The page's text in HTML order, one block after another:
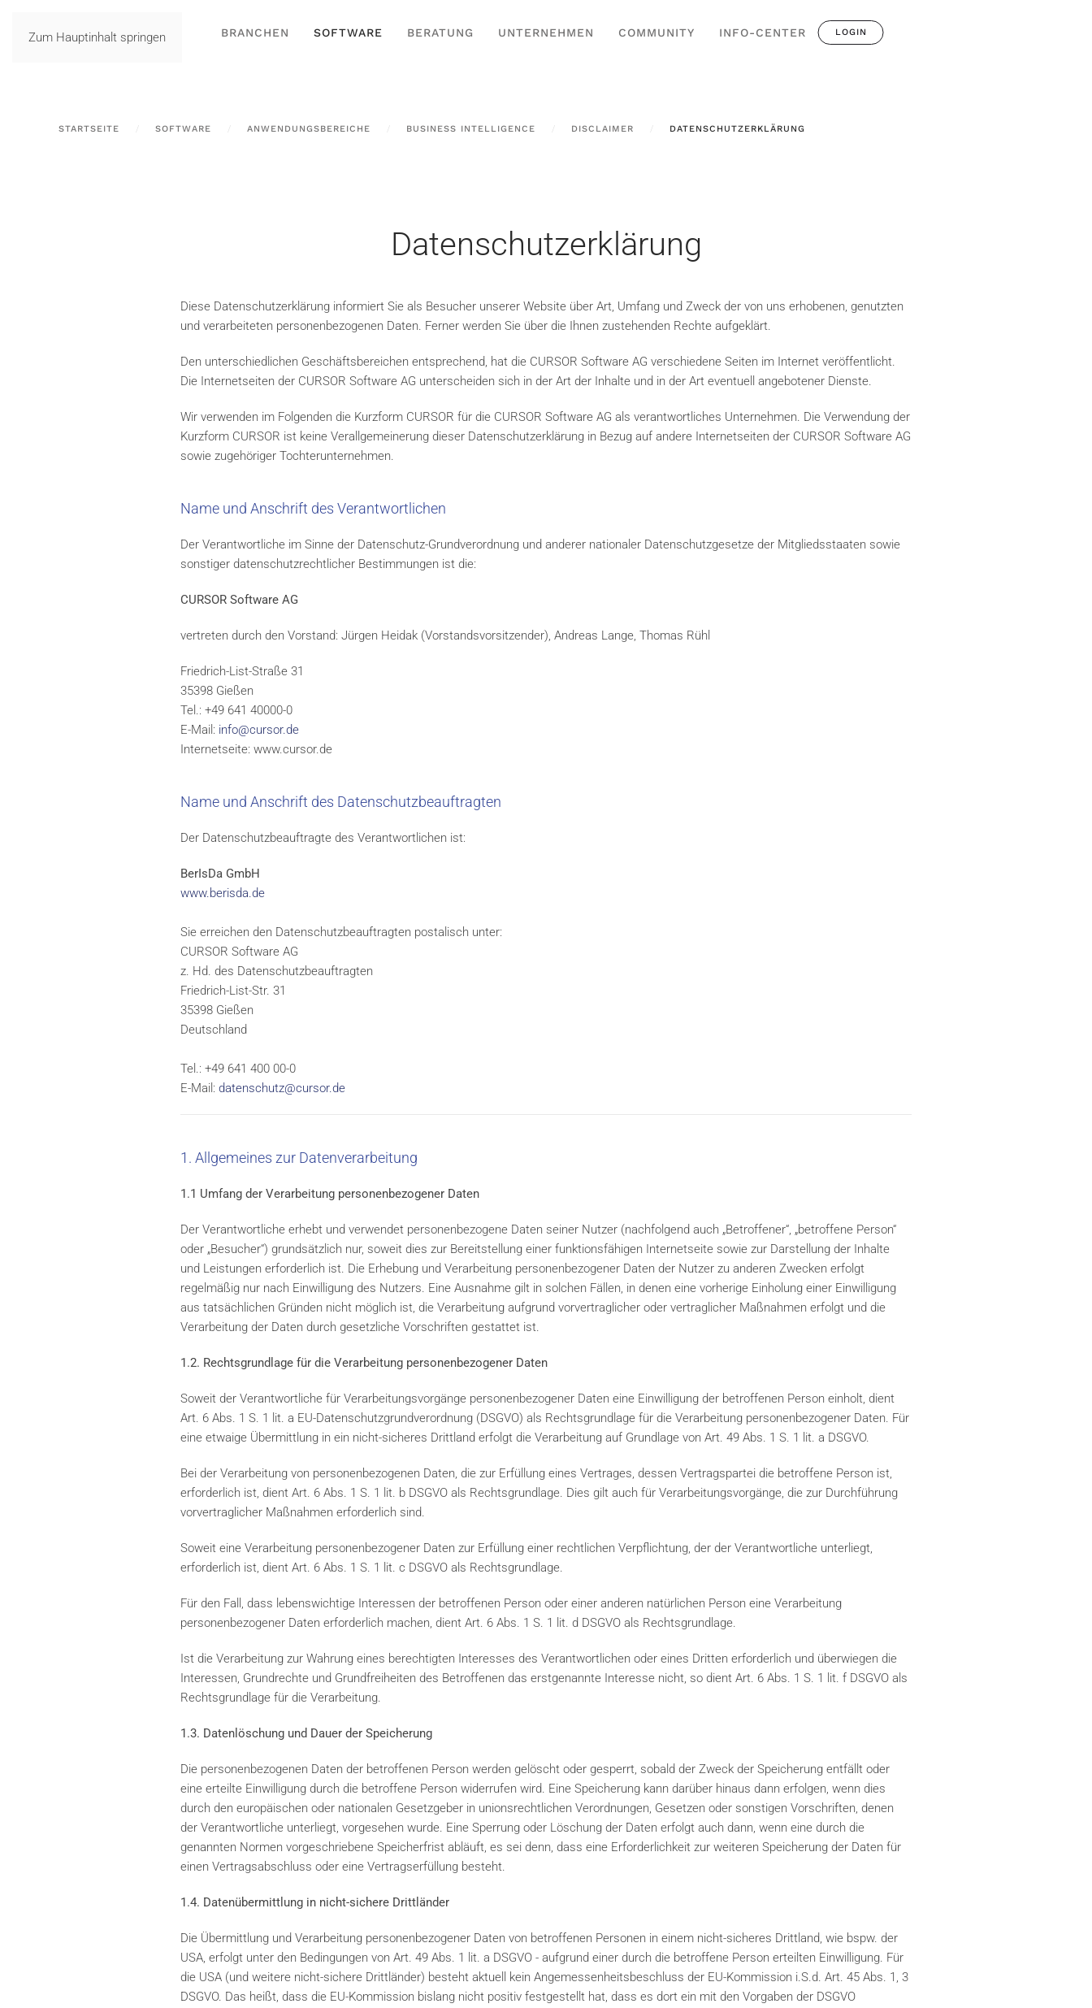
Zum Hauptinhalt springen BRANCHEN SOFTWARE BERATUNG UNTERNEHMEN COMMUNITY INFO-CENTER LOGIN
STARTSEITE SOFTWARE ANWENDUNGSBEREICHE BUSINESS INTELLIGENCE DISCLAIMER DATENSCHUTZERKLÄRUNG
Datenschutzerklärung
Diese Datenschutzerklärung informiert Sie als Besucher unserer Website über Art, Umfang und Zweck der von uns erhobenen, genutzten
und verarbeiteten personenbezogenen Daten. Ferner werden Sie über die Ihnen zustehenden Rechte aufgeklärt.
Den unterschiedlichen Geschäftsbereichen entsprechend, hat die CURSOR Software AG verschiedene Seiten im Internet veröffentlicht.
Die Internetseiten der CURSOR Software AG unterscheiden sich in der Art der Inhalte und in der Art eventuell angebotener Dienste.
Wir verwenden im Folgenden die Kurzform CURSOR für die CURSOR Software AG als verantwortliches Unternehmen. Die Verwendung der
Kurzform CURSOR ist keine Verallgemeinerung dieser Datenschutzerklärung in Bezug auf andere Internetseiten der CURSOR Software AG
sowie zugehöriger Tochterunternehmen.
Name und Anschrift des Verantwortlichen
Der Verantwortliche im Sinne der Datenschutz-Grundverordnung und anderer nationaler Datenschutzgesetze der Mitgliedsstaaten sowie
sonstiger datenschutzrechtlicher Bestimmungen ist die:
CURSOR Software AG
vertreten durch den Vorstand: Jürgen Heidak (Vorstandsvorsitzender), Andreas Lange, Thomas Rühl
Friedrich-List-Straße 31
35398 Gießen
Tel.: +49 641 40000-0
E-Mail: info@cursor.de
Internetseite: www.cursor.de
Name und Anschrift des Datenschutzbeauftragten
Der Datenschutzbeauftragte des Verantwortlichen ist:
BerIsDa GmbH
www.berisda.de
Sie erreichen den Datenschutzbeauftragten postalisch unter:
CURSOR Software AG
z. Hd. des Datenschutzbeauftragten
Friedrich-List-Str. 31
35398 Gießen
Deutschland
Tel.: +49 641 400 00-0
E-Mail: datenschutz@cursor.de
1. Allgemeines zur Datenverarbeitung
1.1 Umfang der Verarbeitung personenbezogener Daten
Der Verantwortliche erhebt und verwendet personenbezogene Daten seiner Nutzer (nachfolgend auch „Betroffener“, „betroffene Person“
oder „Besucher“) grundsätzlich nur, soweit dies zur Bereitstellung einer funktionsfähigen Internetseite sowie zur Darstellung der Inhalte
und Leistungen erforderlich ist. Die Erhebung und Verarbeitung personenbezogener Daten der Nutzer zu anderen Zwecken erfolgt
regelmäßig nur nach Einwilligung des Nutzers. Eine Ausnahme gilt in solchen Fällen, in denen eine vorherige Einholung einer Einwilligung
aus tatsächlichen Gründen nicht möglich ist, die Verarbeitung aufgrund vorvertraglicher oder vertraglicher Maßnahmen erfolgt und die
Verarbeitung der Daten durch gesetzliche Vorschriften gestattet ist.
1.2. Rechtsgrundlage für die Verarbeitung personenbezogener Daten
Soweit der Verantwortliche für Verarbeitungsvorgänge personenbezogener Daten eine Einwilligung der betroffenen Person einholt, dient
Art. 6 Abs. 1 S. 1 lit. a EU-Datenschutzgrundverordnung (DSGVO) als Rechtsgrundlage für die Verarbeitung personenbezogener Daten. Für
eine etwaige Übermittlung in ein nicht-sicheres Drittland erfolgt die Verarbeitung auf Grundlage von Art. 49 Abs. 1 S. 1 lit. a DSGVO.
Bei der Verarbeitung von personenbezogenen Daten, die zur Erfüllung eines Vertrages, dessen Vertragspartei die betroffene Person ist,
erforderlich ist, dient Art. 6 Abs. 1 S. 1 lit. b DSGVO als Rechtsgrundlage. Dies gilt auch für Verarbeitungsvorgänge, die zur Durchführung
vorvertraglicher Maßnahmen erforderlich sind.
Soweit eine Verarbeitung personenbezogener Daten zur Erfüllung einer rechtlichen Verpflichtung, der der Verantwortliche unterliegt,
erforderlich ist, dient Art. 6 Abs. 1 S. 1 lit. c DSGVO als Rechtsgrundlage.
Für den Fall, dass lebenswichtige Interessen der betroffenen Person oder einer anderen natürlichen Person eine Verarbeitung
personenbezogener Daten erforderlich machen, dient Art. 6 Abs. 1 S. 1 lit. d DSGVO als Rechtsgrundlage.
Ist die Verarbeitung zur Wahrung eines berechtigten Interesses des Verantwortlichen oder eines Dritten erforderlich und überwiegen die
Interessen, Grundrechte und Grundfreiheiten des Betroffenen das erstgenannte Interesse nicht, so dient Art. 6 Abs. 1 S. 1 lit. f DSGVO als
Rechtsgrundlage für die Verarbeitung.
1.3. Datenlöschung und Dauer der Speicherung
Die personenbezogenen Daten der betroffenen Person werden gelöscht oder gesperrt, sobald der Zweck der Speicherung entfällt oder
eine erteilte Einwilligung durch die betroffene Person widerrufen wird. Eine Speicherung kann darüber hinaus dann erfolgen, wenn dies
durch den europäischen oder nationalen Gesetzgeber in unionsrechtlichen Verordnungen, Gesetzen oder sonstigen Vorschriften, denen
der Verantwortliche unterliegt, vorgesehen wurde. Eine Sperrung oder Löschung der Daten erfolgt auch dann, wenn eine durch die
genannten Normen vorgeschriebene Speicherfrist abläuft, es sei denn, dass eine Erforderlichkeit zur weiteren Speicherung der Daten für
einen Vertragsabschluss oder eine Vertragserfüllung besteht.
1.4. Datenübermittlung in nicht-sichere Drittländer
Die Übermittlung und Verarbeitung personenbezogener Daten von betroffenen Personen in einem nicht-sicheres Drittland, wie bspw. der
USA, erfolgt unter den Bedingungen von Art. 49 Abs. 1 lit. a DSGVO - aufgrund einer durch die betroffene Person erteilten Einwilligung. Für
die USA (und weitere nicht-sichere Drittländer) besteht aktuell kein Angemessenheitsbeschluss der EU-Kommission i.S.d. Art. 45 Abs. 1, 3
DSGVO. Das heißt, dass die EU-Kommission bislang nicht positiv festgestellt hat, dass es dort ein mit den Vorgaben der DSGVO